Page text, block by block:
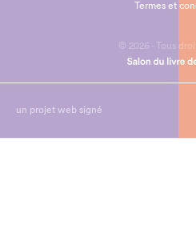
© 2026 - Tous
Termes et
un projet web signé